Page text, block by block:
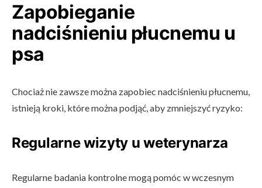
Zapobieganie
nadciśnieniu płucnemu u
psa
Chociaż nie zawsze można zapobiec nadciśnieniu płucnemu,
istnieją kroki, które można podjąć, aby zmniejszyć ryzyko:
Regularne wizyty u weterynarza
Regularne badania kontrolne mogą pomóc w wczesnym